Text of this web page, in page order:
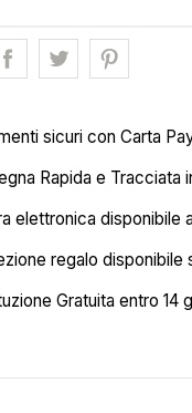
sicuri con Carta
Rapida e Tracciata
elettronica disponibile
regalo disponibile
Gratuita entro 14